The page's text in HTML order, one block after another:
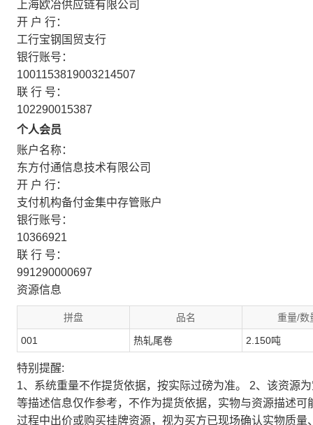
上海欧冶供应链有限公司
开 户 行：
工行宝钢国贸支行
银行账号：
1001153819003214507
联 行 号：
102290015387
个人会员
账户名称：
东方付通信息技术有限公司
开 户 行：
支付机构备付金集中存管账户
银行账号：
10366921
联 行 号：
991290000697
资源信息
拼盘 品名 重量/数
001 热轧尾卷 2.150吨
特别提醒:
1、系统重量不作提货依据，按实际过磅为准。 2、该资源
等描述信息仅作参考，不作为提货依据，实物与资源描述
过程中出价或购买挂牌资源，视为买方已现场确认实物质